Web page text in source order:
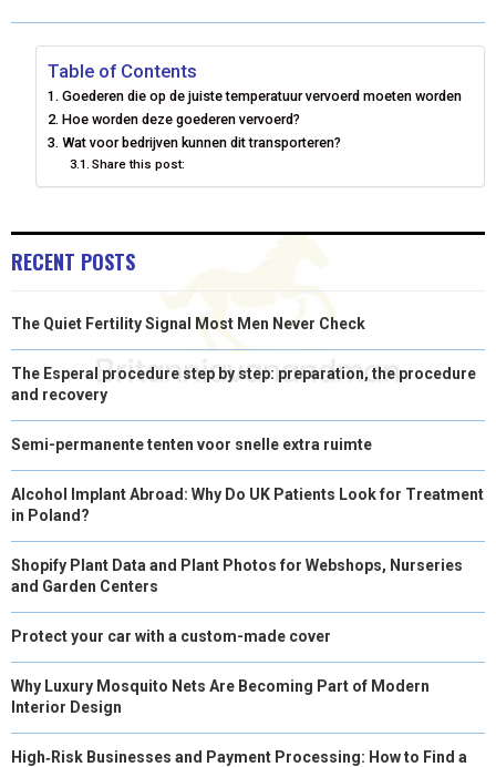
O
N
T
T
E
R
)
O
N
O
O
K
O
R
S
T
O
D
N
O
Table of Contents
Goederen die op de juiste temperatuur vervoerd moeten worden
Hoe worden deze goederen vervoerd?
Wat voor bedrijven kunnen dit transporteren?
Share this post:
RECENT POSTS
The Quiet Fertility Signal Most Men Never Check
The Esperal procedure step by step: preparation, the procedure
and recovery
Semi-permanente tenten voor snelle extra ruimte
Alcohol Implant Abroad: Why Do UK Patients Look for Treatment
in Poland?
Shopify Plant Data and Plant Photos for Webshops, Nurseries
and Garden Centers
Protect your car with a custom-made cover
Why Luxury Mosquito Nets Are Becoming Part of Modern
Interior Design
High‑Risk Businesses and Payment Processing: How to Find a